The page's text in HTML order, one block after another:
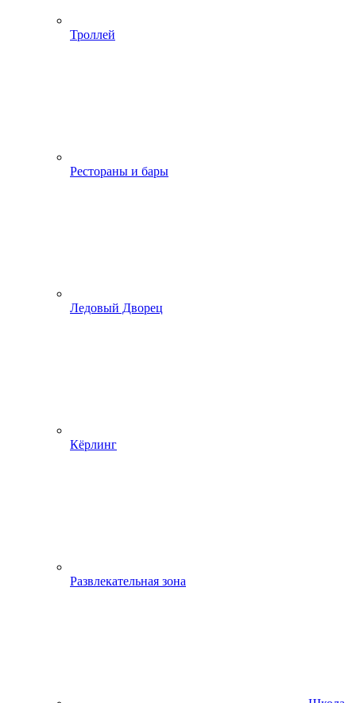
Троллей
Рестораны и бары
Ледовый Дворец
Кёрлинг
Развлекательная зона